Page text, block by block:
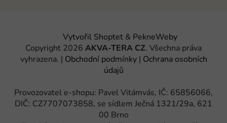
Vytvořil Shoptet& PekneWeby
Copyright 2026 AKVA-TERA CZ. Všechna práva
vyhrazena. | Obchodní podmínky| Ochrana osobních
údajů
Provozovatel e-shopu: Pavel Vitámvás, IČ: 65856066,
DIČ: CZ7707073858, se sídlem Ječná 1321/29a, 621
00 Brno